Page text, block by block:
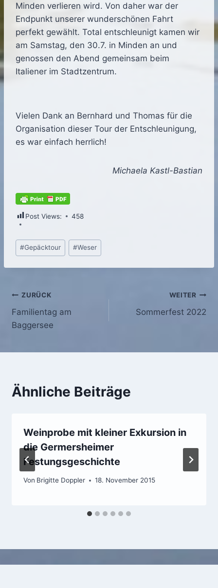
Minden verlieren wird. Von daher war der
Endpunkt unserer wunderschönen Fahrt
perfekt gewählt. Total entschleunigt kamen wir
am Samstag, den 30.7. in Minden an und
genossen den Abend gemeinsam beim
Italiener im Stadtzentrum.
Vielen Dank an Bernhard und Thomas für die
Organisation dieser Tour der Entschleunigung,
es war einfach herrlich!
Michaela Kastl-Bastian
Post Views: 458
Schlagworte:
#Gepäcktour #Weser
Beitragsnavigation
ZURÜCK
Familientag am
Baggersee
WEITER
Sommerfest 2022
Ähnliche Beiträge
Weinprobe mit kleiner Exkursion in
die Germersheimer
Festungsgeschichte
Von Brigitte Doppler 18. November 2015